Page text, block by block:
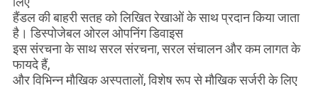
हैंडल की बाहरी सतह को लिखित रेखाओं के साथ प्रदान किया जाता
है। डिस्पोजेबल ओरल ओपनिंग डिवाइस
इस संरचना के साथ सरल संरचना, सरल संचालन और कम लागत के
फायदे हैं,
और विभिन्न मौखिक अस्पतालों, विशेष रूप से मौखिक सर्जरी के लिए